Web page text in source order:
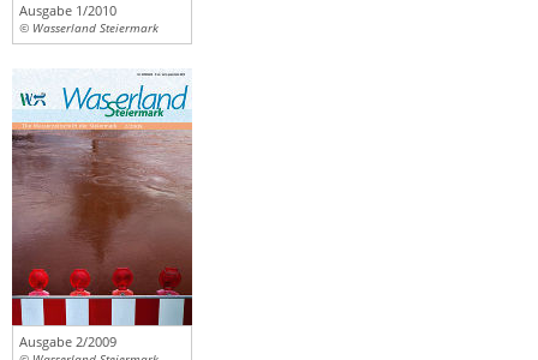
Ausgabe 1/2010
© Wasserland Steiermark
Ausgabe 2/2009